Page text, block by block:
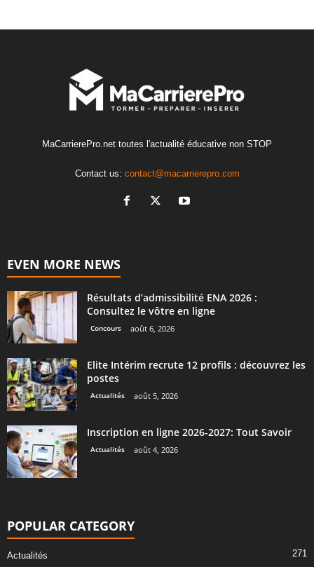
MaCarrierePro.net toutes l'actualité éducative non STOP
Contact us: contact@macarrierepro.com
EVEN MORE NEWS
Résultats d’admissibilité ENA 2026 :
Consultez le vôtre en ligne
Concours août 6, 2026
Elite Intérim recrute 12 profils : découvrez les
postes
Actualités août 5, 2026
Inscription en ligne 2026-2027: Tout Savoir
Actualités août 4, 2026
POPULAR CATEGORY
Actualités 271